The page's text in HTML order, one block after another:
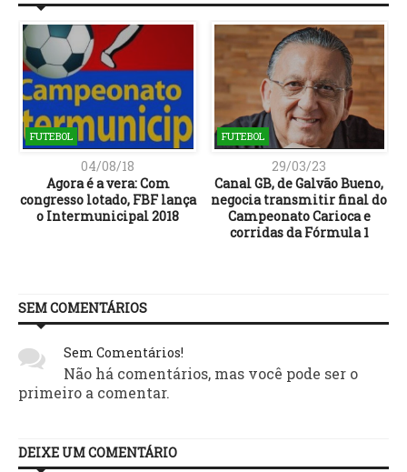
FUTEBOL
04/08/18
Agora é a vera: Com
congresso lotado, FBF lança
o Intermunicipal 2018
FUTEBOL
29/03/23
Canal GB, de Galvão Bueno,
negocia transmitir final do
Campeonato Carioca e
corridas da Fórmula 1
SEM COMENTÁRIOS
Sem Comentários!
Não há comentários, mas você pode ser o
primeiro a comentar.
DEIXE UM COMENTÁRIO